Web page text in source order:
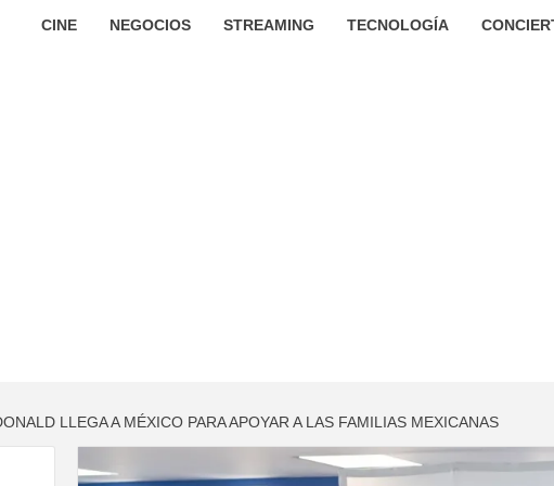
CINE NEGOCIOS STREAMING TECNOLOGÍA
LLEGA A MÉXICO PARA APOYAR A LAS FAMILIAS MEXICANAS